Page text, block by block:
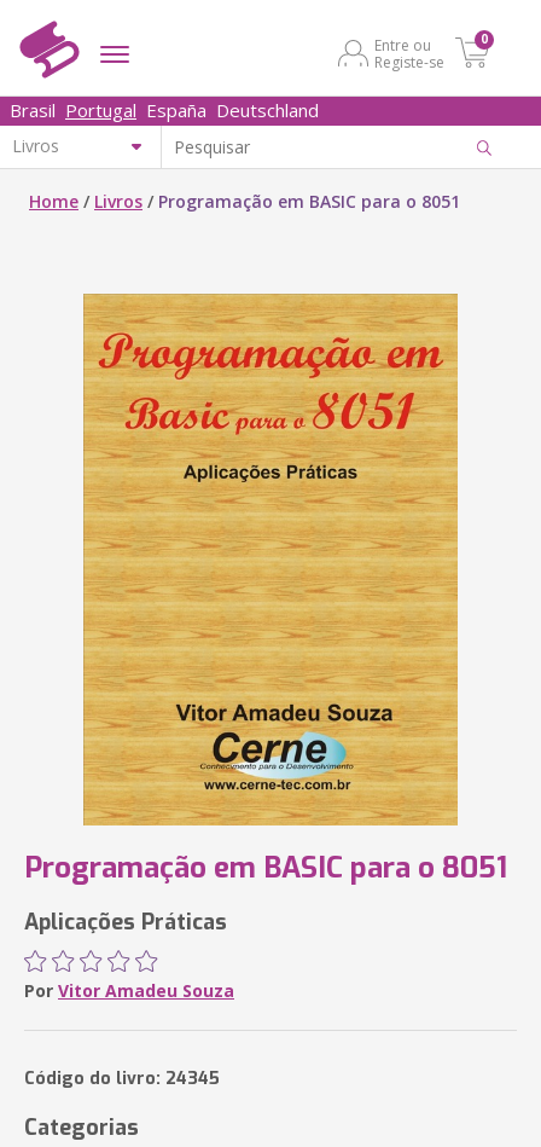
Entre ou
Registe-se
0
Brasil Portugal España Deutschland
Home / Livros / Programação em BASIC para o 8051
Programação em BASIC para o 8051
Aplicações Práticas
Por Vitor Amadeu Souza
Código do livro: 24345
Categorias